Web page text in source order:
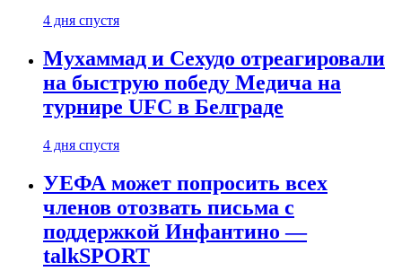
4 дня спустя
Мухаммад и Сехудо отреагировали
на быструю победу Медича на
турнире UFC в Белграде
4 дня спустя
УЕФА может попросить всех
членов отозвать письма с
поддержкой Инфантино —
talkSPORT